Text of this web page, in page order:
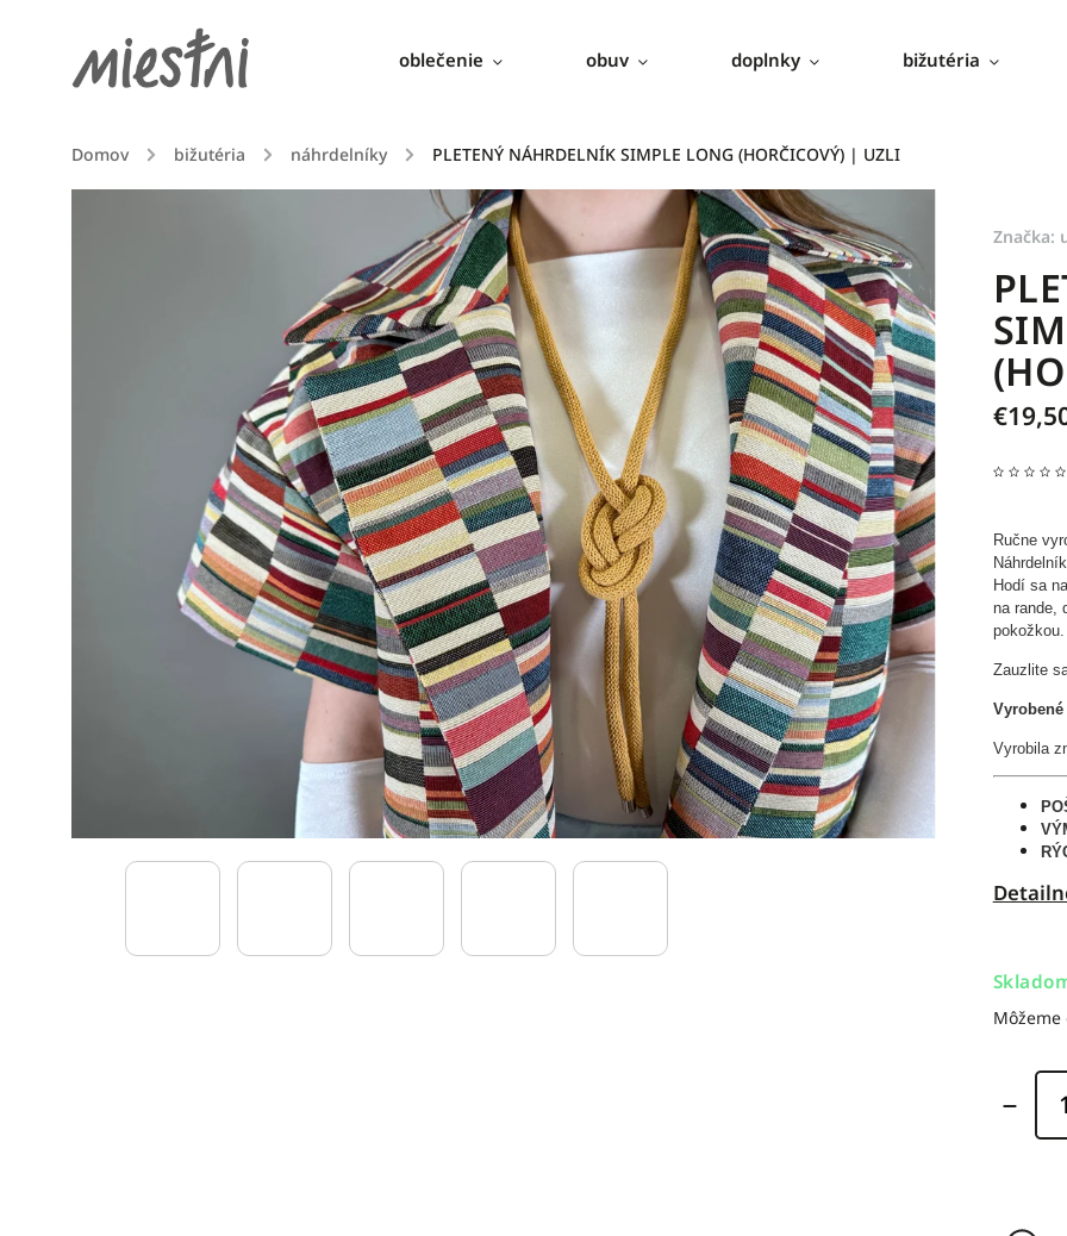
oblečenie obuv doplnky bižutéria
Domov / bižutéria / náhrdelníky / PLETENÝ NÁHRDELNÍK SIMPLE LONG (HORČICOVÝ) | UZLI
Ručne
Hodí sa
na rande,
pokožkou.
Zauzlite
Vyrobila
Značka: